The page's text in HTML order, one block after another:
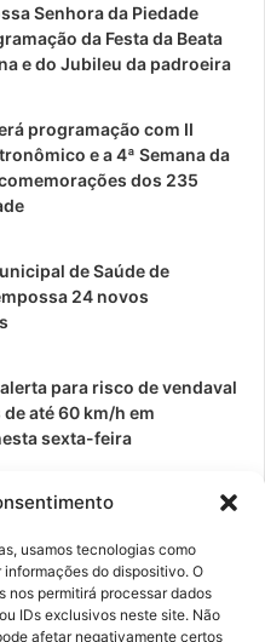
usamos tecnologias como
do dispositivo. O
nos permitirá processar dados
IDs exclusivos neste site. Não
afetar negativamente certos
u
b
a
g
a
Senhora da Piedade
da Festa da Beata
e do Jubileu da padroeira
programação com II
e a 4ª Semana da
dos 235
de Saúde de
24 novos
para risco de vendaval
até 60 km/h em
sexta-feira
melhor nota do IDEB no